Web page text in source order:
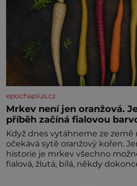
epochaplus.cz
Mrkev není jen oranžová.
příběh začíná fialovou
Když dnes vytáhneme ze země
očekává sytě oranžový kořen.
historie je mrkev všechno
fialová, žlutá, bílá, někdy